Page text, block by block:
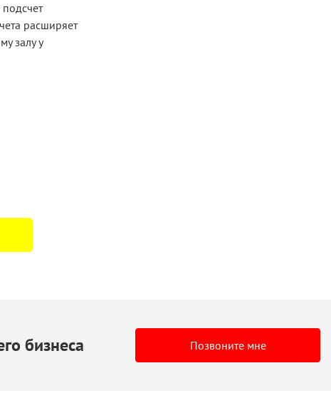
расширяет
залу у
бизнеса Позвоните мне